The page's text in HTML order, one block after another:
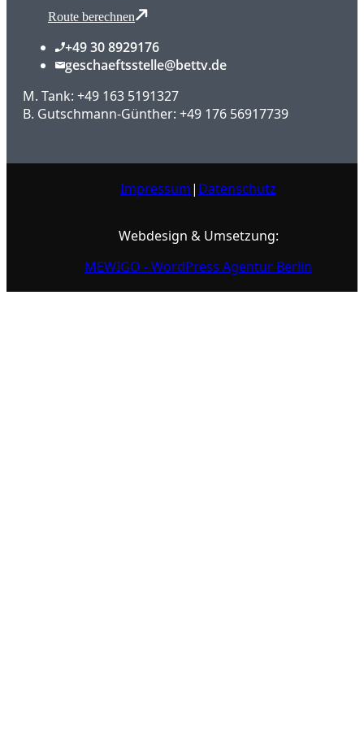
Route berechnen
+49 30 8929176
geschaeftsstelle@bettv.de
M. Tank: +49 163 5191327
B. Gutschmann-Günther: +49 176 56917739
Impressum| Datenschutz
Webdesign & Umsetzung:
MEWIGO - WordPress Agentur Berlin